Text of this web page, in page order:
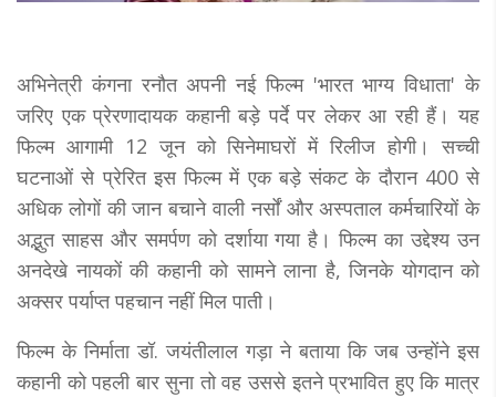
अभिनेत्री कंगना रनौत अपनी नई फिल्म 'भारत भाग्य विधाता' के
जरिए एक प्रेरणादायक कहानी बड़े पर्दे पर लेकर आ रही हैं। यह
फिल्म आगामी 12 जून को सिनेमाघरों में रिलीज होगी। सच्ची
घटनाओं से प्रेरित इस फिल्म में एक बड़े संकट के दौरान 400 से
अधिक लोगों की जान बचाने वाली नर्सों और अस्पताल कर्मचारियों के
अद्भुत साहस और समर्पण को दर्शाया गया है। फिल्म का उद्देश्य उन
अनदेखे नायकों की कहानी को सामने लाना है, जिनके योगदान को
अक्सर पर्याप्त पहचान नहीं मिल पाती।
फिल्म के निर्माता डॉ. जयंतीलाल गड़ा ने बताया कि जब उन्होंने इस
कहानी को पहली बार सुना तो वह उससे इतने प्रभावित हुए कि मात्र